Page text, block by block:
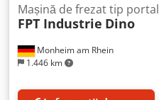
Monheim am Rhein
1.446 km
Mașină de frezat tip portal
FPT Industrie Dino